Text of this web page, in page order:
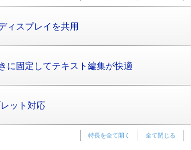
ィスプレイを共用
に固定してテキスト編集が快適
ット対応
全て閉じる
特長を全て開く